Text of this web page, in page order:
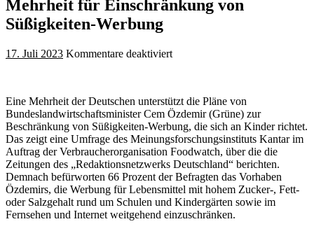
Mehrheit für Einschränkung von
Süßigkeiten-Werbung
17. Juli 2023 Kommentare deaktiviertfür
von
Süßigkeiten-
Werbung
Eine Mehrheit der Deutschen unterstützt die Pläne von
Bundeslandwirtschaftsminister Cem Özdemir (Grüne) zur
Beschränkung von Süßigkeiten-Werbung, die sich an Kinder richtet.
Das zeigt eine Umfrage des Meinungsforschungsinstituts Kantar im
Auftrag der Verbraucherorganisation Foodwatch, über die die
Zeitungen des „Redaktionsnetzwerks Deutschland“ berichten.
Demnach befürworten 66 Prozent der Befragten das Vorhaben
Özdemirs, die Werbung für Lebensmittel mit hohem Zucker-, Fett-
oder Salzgehalt rund um Schulen und Kindergärten sowie im
Fernsehen und Internet weitgehend einzuschränken.